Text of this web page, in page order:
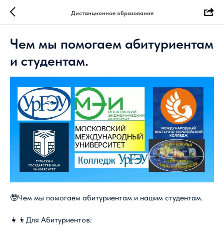
Дистанционное образование
Чем мы помогаем абитуриентам
и студентам.
🤓Чем мы помогаем абитуриентам и нашим студентам.
👧👦Для Абитуриентов: